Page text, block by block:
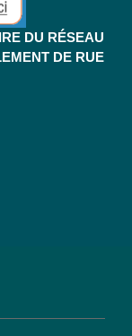
DU RÉSEAU
DE RUE